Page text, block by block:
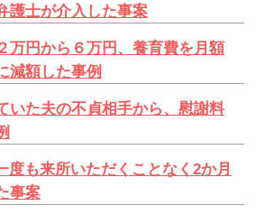
護士が介入した事案
万円から６万円、養育費を月額
減額した事例
いた夫の不貞相手から、慰謝料
度も来所いただくことなく2か月
事案